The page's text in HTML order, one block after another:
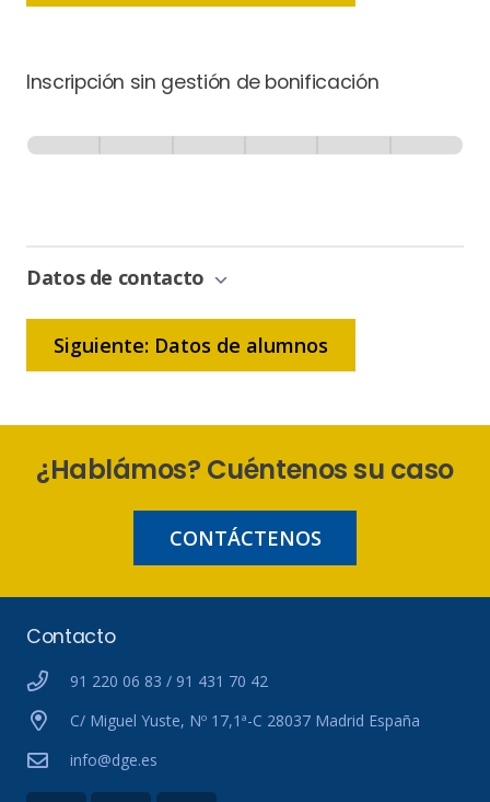
Inscripción sin gestión de bonificación
-
Bonificación
Datos de contacto
Siguiente: Datos de alumnos
¿Hablámos? Cuéntenos su caso
CONTÁCTENOS
Contacto
91 220 06 83 / 91 431 70 42
C/ Miguel Yuste, Nº 17,1ª-C 28037 Madrid España
info@dge.es